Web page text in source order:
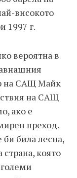
високото
1997 г.
вероятна в
на САЩ Майк
на САЩ
ако е
преход.
била лесна,
която